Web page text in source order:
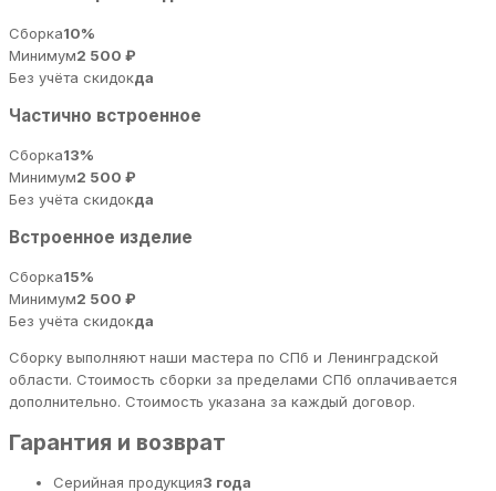
Сборка10%
Минимум2 500 ₽
Без учёта скидокда
Частично встроенное
Сборка13%
Минимум2 500 ₽
Без учёта скидокда
Встроенное изделие
Сборка15%
Минимум2 500 ₽
Без учёта скидокда
Сборку выполняют наши мастера по СПб и Ленинградской
области. Стоимость сборки за пределами СПб оплачивается
дополнительно. Стоимость указана за каждый договор.
Гарантия и возврат
Серийная продукция3 года